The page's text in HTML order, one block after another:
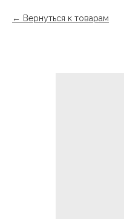
Вернуться к товарам